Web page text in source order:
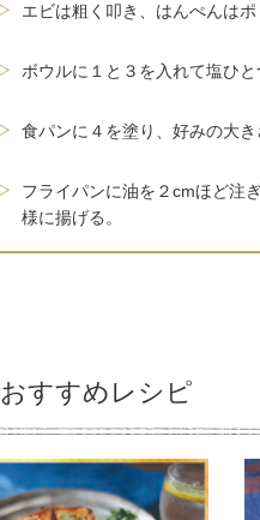
エビは粗く叩き、はんぺんは
ボウルに１と３を入れて塩ひ
食パンに４を塗り、好みの大き
フライパンに油を２cmほど注
様に揚げる。
おすすめレシピ